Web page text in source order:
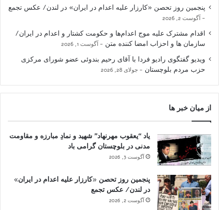
پنجمین روز تحصن «کارزار علیه اعدام در ایران» در لندن/ عکس تجمع
آگوست 2, 2026
اقدام مشترک علیه موج اعدام‌ها و حکومت کشتار و اعدام در ایران/
سازمان ها و احزاب امضا کننده متن
آگوست 1, 2026
ویدیو گفتگوی رادیو فردا با آقای رحیم بندوئی عضو شورای مرکزی
حزب مردم بلوچستان
جولای 28, 2026
از میان خبر ها
یاد “یعقوب مهرنهاد” شهید و نمادِ مبارزه و مقاومت
مدنی در بلوچستان گرامی باد
آگوست 3, 2026
پنجمین روز تحصن «کارزار علیه اعدام در ایران»
در لندن/ عکس تجمع
آگوست 2, 2026